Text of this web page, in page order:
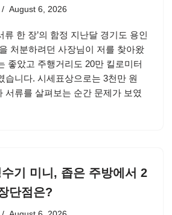
August 6, 2026
류 한 장’의 함정 지난달 경기도 용인
처분하려던 사장님이 저를 찾아왔
좋았고 주행거리도 20만 킬로미터
습니다. 시세표상으로는 3천만 원
서류를 살펴보는 순간 문제가 보였
기 미니, 좁은 주방에서 2
단점은?